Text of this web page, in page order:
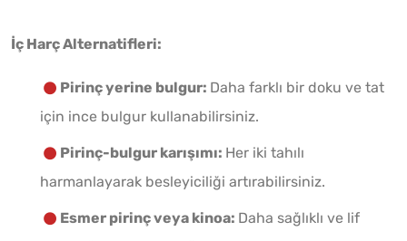
İç Harç Alternatifleri:
Pirinç yerine bulgur: Daha farklı bir doku ve tat
için ince bulgur kullanabilirsiniz.
Pirinç-bulgur karışımı: Her iki tahılı
harmanlayarak besleyiciliği artırabilirsiniz.
Esmer pirinç veya kinoa: Daha sağlıklı ve lif